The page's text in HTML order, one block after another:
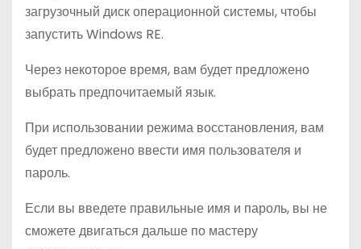
загрузочный диск операционной системы, чтобы
запустить Windows RE.
Через некоторое время, вам будет предложено
выбрать предпочитаемый язык.
При использовании режима восстановления, вам
будет предложено ввести имя пользователя и
пароль.
Если вы введете правильные имя и пароль, вы не
сможете двигаться дальше по мастеру